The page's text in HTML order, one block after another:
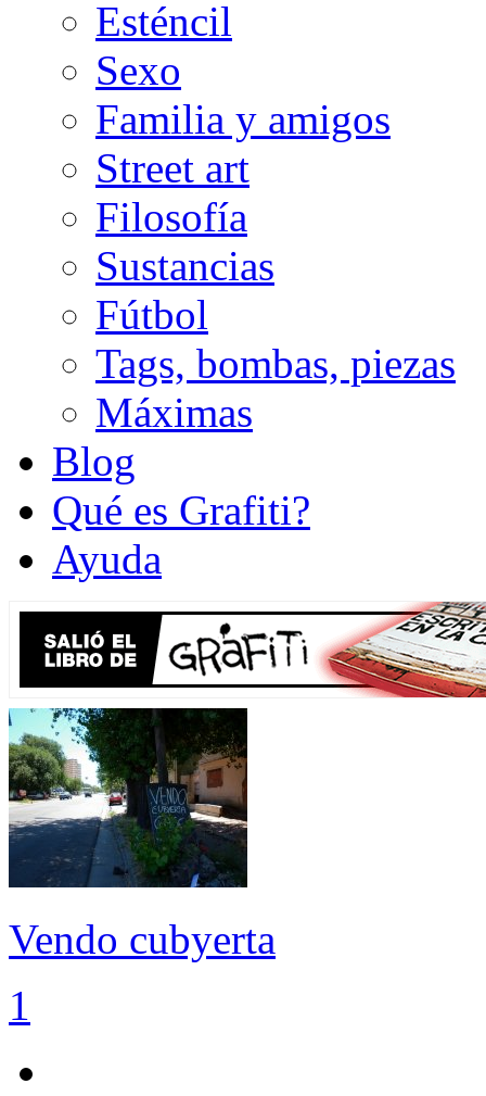
Esténcil
Sexo
Familia y amigos
Street art
Filosofía
Sustancias
Fútbol
Tags, bombas, piezas
Máximas
Blog
Qué es Grafiti?
Ayuda
Vendo cubyerta
1